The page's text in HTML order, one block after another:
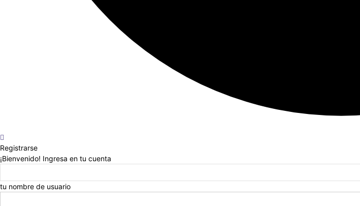
Registrarse
¡Bienvenido! Ingresa en tu cuenta
tu nombre de usuario